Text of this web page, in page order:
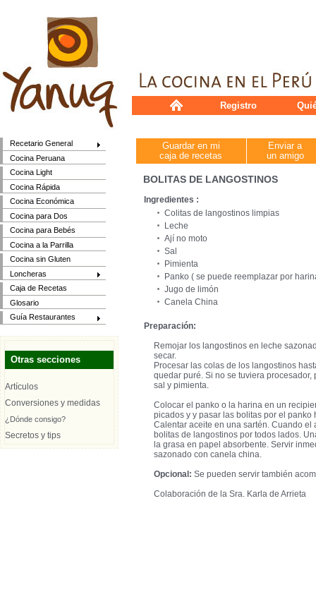
Recetario General
Cocina Peruana
Cocina Light
Cocina Rápida
Cocina Económica
Cocina para Dos
Cocina para Bebés
Cocina a la Parrilla
Cocina sin Gluten
Loncheras
Caja de Recetas
Glosario
Guía Restaurantes
Otras secciones
Artículos
Conversiones y medidas
¿Dónde consigo?
Secretos y tips
Registro
Guardar en mi
caja de recetas
Enviar a
un amigo
BOLITAS DE LANGOSTINOS
Ingredientes :
Colitas de langostinos limpias
Leche
Ají no moto
Sal
Pimienta
Panko ( se puede reemplazar por
Jugo de limón
Canela China
Preparación:
Remojar los langostinos en leche
secar.
Procesar las colas de los langostinos
quedar puré. Si no se tuviera
sal y pimienta.
Colocar el panko o la harina en un
picados y y pasar las bolitas por el
Calentar aceite en una sartén. Cuando
bolitas de langostinos por todos lados.
la grasa en papel absorbente. Servir
sazonado con canela china.
Opcional: Se pueden servir también
Colaboración de la Sra. Karla de Arrieta